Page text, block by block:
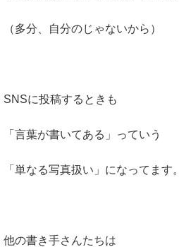
（多分、自分のじゃないから）
SNSに投稿するときも
「言葉が書いてある」っていう
「単なる写真扱い」になってます。
他の書き手さんたちは